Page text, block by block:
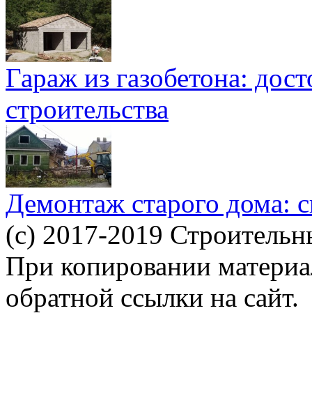
Гараж из газобетона:
строительства
Демонтаж старого дома:
(c) 2017-2019
При копировании
обратной ссылки на сайт.